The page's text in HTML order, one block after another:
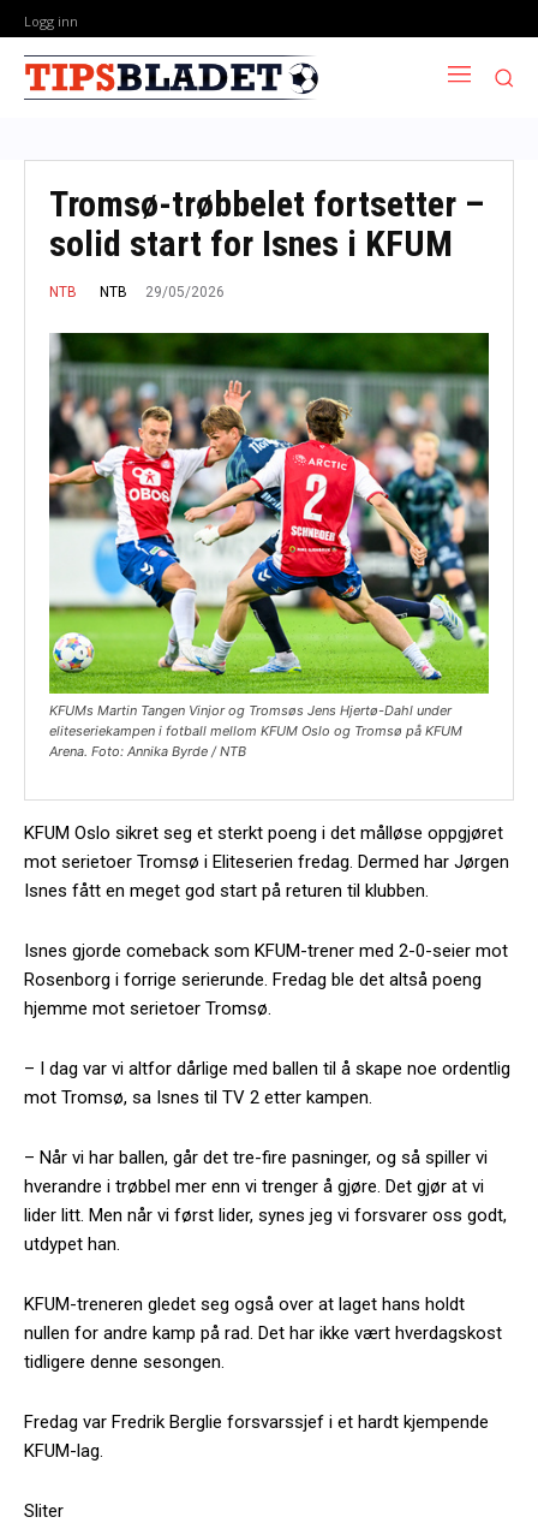
Logg inn
Tromsø-trøbbelet fortsetter –
solid start for Isnes i KFUM
NTB NTB 29/05/2026
KFUMs Martin Tangen Vinjor og Tromsøs Jens Hjertø-Dahl under
eliteseriekampen i fotball mellom KFUM Oslo og Tromsø på KFUM
Arena. Foto: Annika Byrde / NTB
KFUM Oslo sikret seg et sterkt poeng i det målløse oppgjøret
mot serietoer Tromsø i Eliteserien fredag. Dermed har Jørgen
Isnes fått en meget god start på returen til klubben.
Isnes gjorde comeback som KFUM-trener med 2-0-seier mot
Rosenborg i forrige serierunde. Fredag ble det altså poeng
hjemme mot serietoer Tromsø.
– I dag var vi altfor dårlige med ballen til å skape noe ordentlig
mot Tromsø, sa Isnes til TV 2 etter kampen.
– Når vi har ballen, går det tre-fire pasninger, og så spiller vi
hverandre i trøbbel mer enn vi trenger å gjøre. Det gjør at vi
lider litt. Men når vi først lider, synes jeg vi forsvarer oss godt,
utdypet han.
KFUM-treneren gledet seg også over at laget hans holdt
nullen for andre kamp på rad. Det har ikke vært hverdagskost
tidligere denne sesongen.
Fredag var Fredrik Berglie forsvarssjef i et hardt kjempende
KFUM-lag.
Sliter